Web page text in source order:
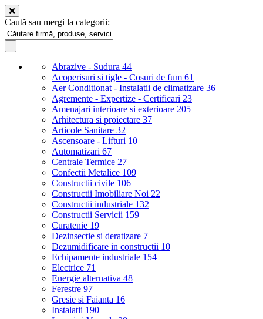
Caută sau mergi la categorii:
Abrazive - Sudura 44
Acoperisuri si tigle - Cosuri de fum 61
Aer Conditionat - Instalatii de climatizare 36
Agremente - Expertize - Certificari 23
Amenajari interioare si exterioare 205
Arhitectura si proiectare 37
Articole Sanitare 32
Ascensoare - Lifturi 10
Automatizari 67
Centrale Termice 27
Confectii Metalice 109
Constructii civile 106
Constructii Imobiliare Noi 22
Constructii industriale 132
Constructii Servicii 159
Curatenie 19
Dezinsectie si deratizare 7
Dezumidificare in constructii 10
Echipamente industriale 154
Electrice 71
Energie alternativa 48
Ferestre 97
Gresie si Faianta 16
Instalatii 190